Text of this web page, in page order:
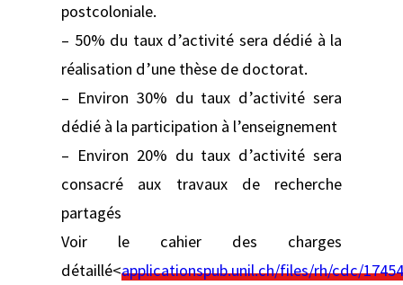
postcoloniale.
– 50% du taux d’activité sera dédié à la
réalisation d’une thèse de doctorat.
– Environ 30% du taux d’activité sera
dédié à la participation à l’enseignement
– Environ 20% du taux d’activité sera
consacré aux travaux de recherche
partagés
Voir le cahier des charges
détaillé<applicationspub.unil.ch/files/rh/cdc/